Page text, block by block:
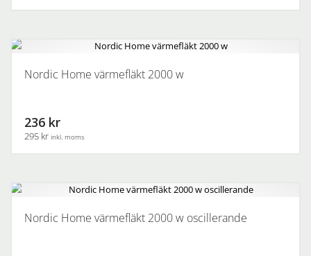
Nordic Home värmefläkt 2000 w
236 kr
295 kr inkl. moms
Nordic Home värmefläkt 2000 w oscillerande